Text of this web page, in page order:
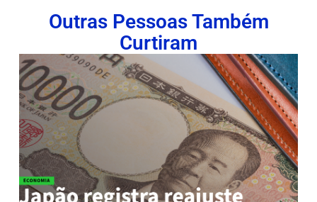
Outras Pessoas Também
Curtiram